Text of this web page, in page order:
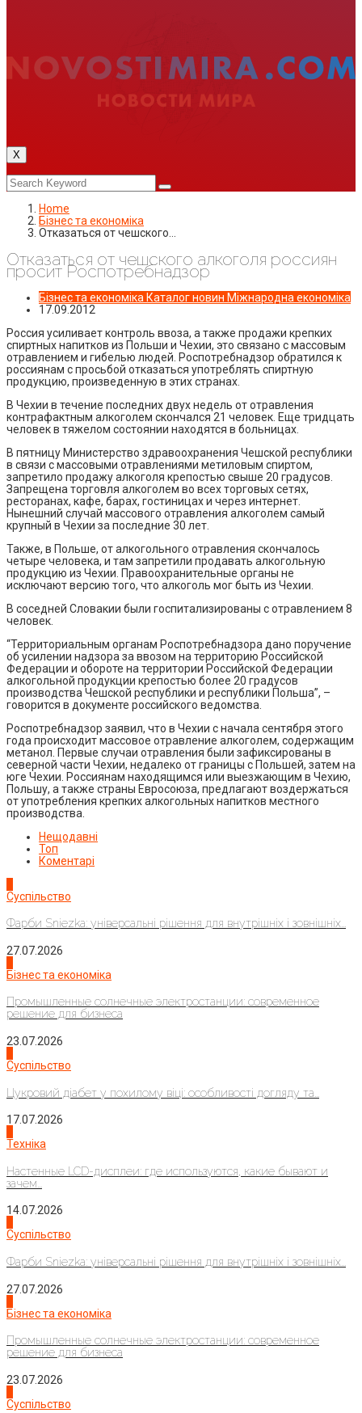
X
Home
Бізнес та економіка
Отказаться от чешского…
Отказаться от чешского алкоголя россиян
просит Роспотребнадзор
Бізнес та економіка Каталог новин Міжнародна економіка
17.09.2012
Россия усиливает контроль ввоза, а также продажи крепких
спиртных напитков из Польши и Чехии, это связано с массовым
отравлением и гибелью людей. Роспотребнадзор обратился к
россиянам с просьбой отказаться употреблять спиртную
продукцию, произведенную в этих странах.
В Чехии в течение последних двух недель от отравления
контрафактным алкоголем скончался 21 человек. Еще тридцать
человек в тяжелом состоянии находятся в больницах.
В пятницу Министерство здравоохранения Чешской республики
в связи с массовыми отравлениями метиловым спиртом,
запретило продажу алкоголя крепостью свыше 20 градусов.
Запрещена торговля алкоголем во всех торговых сетях,
ресторанах, кафе, барах, гостиницах и через интернет.
Нынешний случай массового отравления алкоголем самый
крупный в Чехии за последние 30 лет.
Также, в Польше, от алкогольного отравления скончалось
четыре человека, и там запретили продавать алкогольную
продукцию из Чехии. Правоохранительные органы не
исключают версию того, что алкоголь мог быть из Чехии.
В соседней Словакии были госпитализированы с отравлением 8
человек.
“Территориальным органам Роспотребнадзора дано поручение
об усилении надзора за ввозом на территорию Российской
Федерации и обороте на территории Российской Федерации
алкогольной продукции крепостью более 20 градусов
производства Чешской республики и республики Польша”, –
говорится в документе российского ведомства.
Роспотребнадзор заявил, что в Чехии с начала сентября этого
года происходит массовое отравление алкоголем, содержащим
метанол. Первые случаи отравления были зафиксированы в
северной части Чехии, недалеко от границы с Польшей, затем на
юге Чехии. Россиянам находящимся или выезжающим в Чехию,
Польшу, а также страны Евросоюза, предлагают воздержаться
от употребления крепких алкогольных напитков местного
производства.
Нещодавні
Топ
Коментарі
Суспільство
Фарби Sniezka: універсальні рішення для внутрішніх і зовнішніх...
27.07.2026
Бізнес та економіка
Промышленные солнечные электростанции: современное
решение для бизнеса
23.07.2026
Суспільство
Цукровий діабет у похилому віці: особливості догляду та...
17.07.2026
Техніка
Настенные LCD-дисплеи: где используются, какие бывают и
зачем...
14.07.2026
Суспільство
Фарби Sniezka: універсальні рішення для внутрішніх і зовнішніх...
27.07.2026
Бізнес та економіка
Промышленные солнечные электростанции: современное
решение для бизнеса
23.07.2026
Суспільство